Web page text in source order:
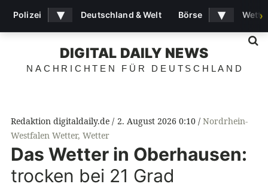
DIGITAL DAILY NEWS
NACHRICHTEN FÜR DEUTSCHLAND
Redaktion digitaldaily.de 2. August 2026 0:10
Nordrhein-
Westfalen Wetter, Wetter
Das Wetter in Oberhausen:
trocken bei 21 Grad
Polizei ▾ Deutschland & Welt Börse ▾ ›